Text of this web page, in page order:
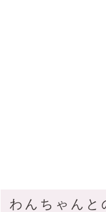
わんちゃんと